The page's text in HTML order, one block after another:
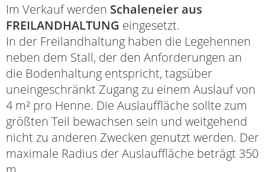
Im Verkauf werden Schaleneier aus
FREILANDHALTUNG eingesetzt.
In der Freilandhaltung haben die Legehennen
neben dem Stall, der den Anforderungen an
die Bodenhaltung entspricht, tagsüber
uneingeschränkt Zugang zu einem Auslauf von
4 m² pro Henne. Die Auslauffläche sollte zum
größten Teil bewachsen sein und weitgehend
nicht zu anderen Zwecken genutzt werden. Der
maximale Radius der Auslauffläche beträgt 350